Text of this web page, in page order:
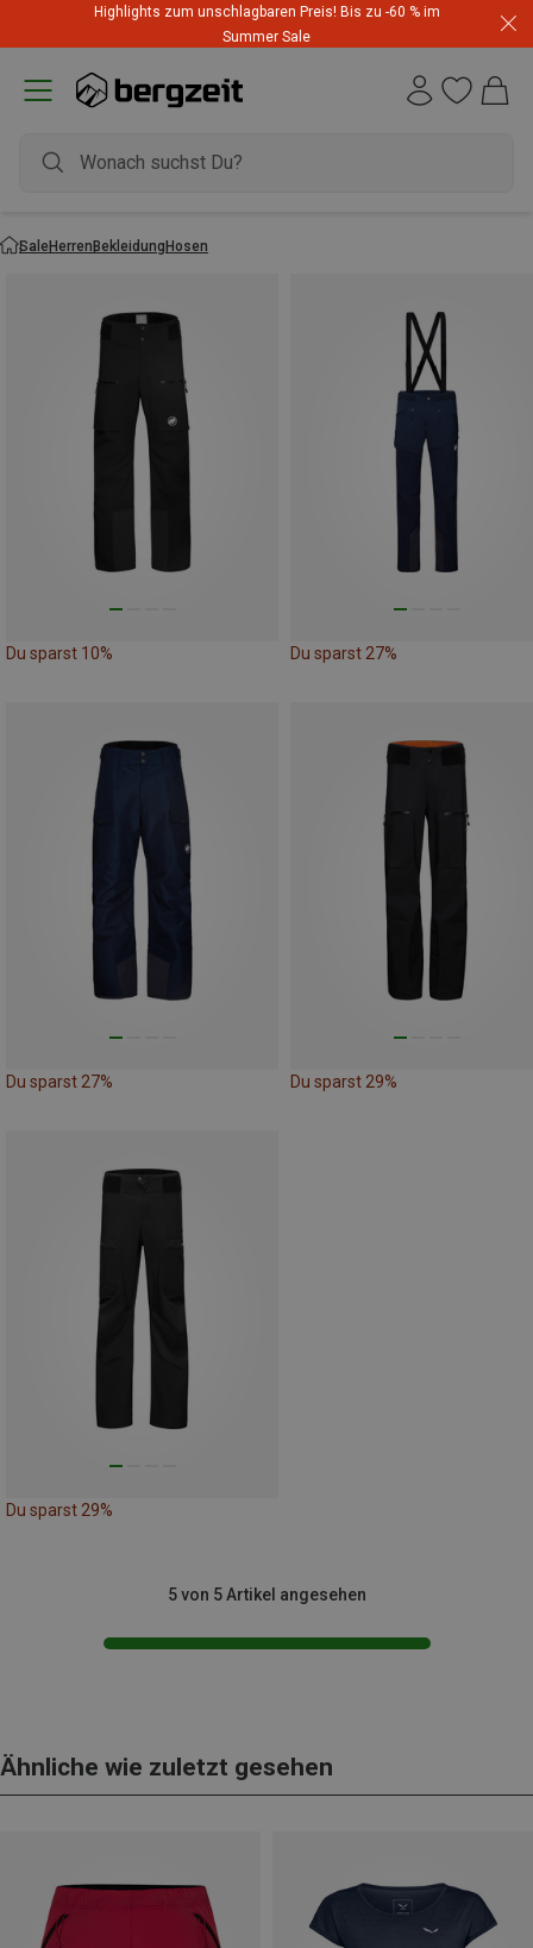
Highlights zum unschlagbaren Preis! Bis zu -60 % im
Summer Sale
SaleHerrenBekleidungHosen
Du sparst 10% Du sparst 27%
Du sparst 27% Du sparst 29%
Du sparst 29%
5 von 5 Artikel angesehen
Ähnliche wie zuletzt gesehen